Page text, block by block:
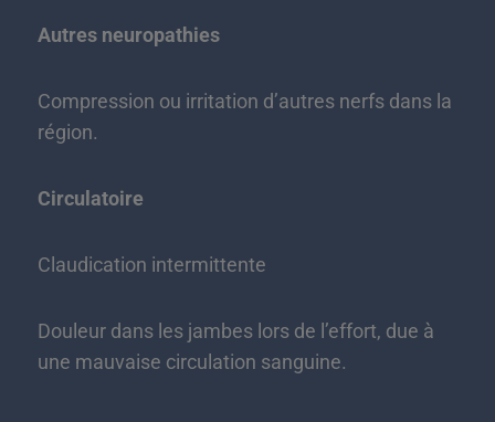
Autres neuropathies
Compression ou irritation d’autres nerfs dans la
région.
Circulatoire
Claudication intermittente
Douleur dans les jambes lors de l’effort, due à
une mauvaise circulation sanguine.